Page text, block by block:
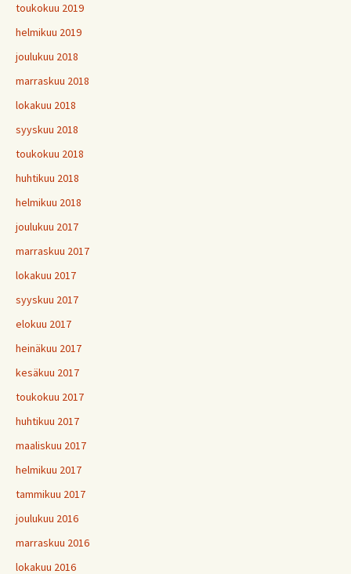
toukokuu 2019
helmikuu 2019
joulukuu 2018
marraskuu 2018
lokakuu 2018
syyskuu 2018
toukokuu 2018
huhtikuu 2018
helmikuu 2018
joulukuu 2017
marraskuu 2017
lokakuu 2017
syyskuu 2017
elokuu 2017
heinäkuu 2017
kesäkuu 2017
toukokuu 2017
huhtikuu 2017
maaliskuu 2017
helmikuu 2017
tammikuu 2017
joulukuu 2016
marraskuu 2016
lokakuu 2016